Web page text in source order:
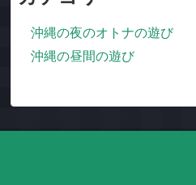
沖縄の夜のオトナの遊び
沖縄の昼間の遊び